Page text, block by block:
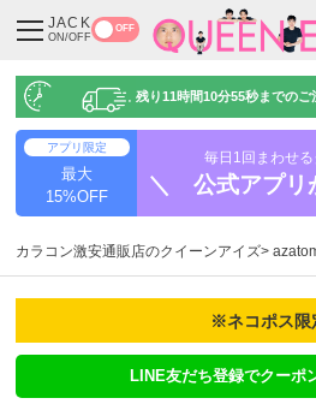
JACK
ON/OFF
OFF
残り11時間10分54秒までのご
アプリ限定
最大
15%OFF
毎日1回まわせ
＼ 公式アプリ
カラコン激安通販店のクイーンアイズ
※ネコポス限
LINE友だち登録でクーポ